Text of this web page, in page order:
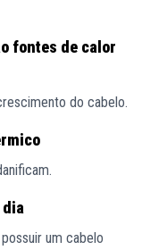
fontes de calor
do cabelo.
um cabelo